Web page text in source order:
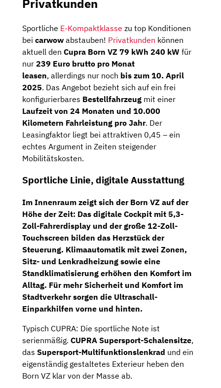
Privatkunden
Sportliche E-Kompaktklasse zu top Konditionen
bei carwow abstauben! Privatkunden können
aktuell den Cupra Born VZ 79 kWh 240 kW für
nur 239 Euro brutto pro Monat
leasen, allerdings nur noch bis zum 10. April
2025. Das Angebot bezieht sich auf ein frei
konfigurierbares Bestellfahrzeug mit einer
Laufzeit von 24 Monaten und 10.000
Kilometern Fahrleistung pro Jahr. Der
Leasingfaktor liegt bei attraktiven 0,45 – ein
echtes Argument in Zeiten steigender
Mobilitätskosten.
Sportliche Linie, digitale Ausstattung
Im Innenraum zeigt sich der Born VZ auf der
Höhe der Zeit: Das digitale Cockpit mit 5,3-
Zoll-Fahrerdisplay und dergroße 12-Zoll-
Touchscreen bilden das Herzstück der
Steuerung. Klimaautomatik mit zwei Zonen,
Sitz- und Lenkradheizung sowie eine
Standklimatisierung erhöhen den Komfort im
Alltag. Für mehr Sicherheit und Komfort im
Stadtverkehr sorgen die Ultraschall-
Einparkhilfen vorne und hinten.
Typisch CUPRA: Die sportliche Note ist
serienmäßig. CUPRA Supersport-Schalensitze,
das Supersport-Multifunktionslenkrad und ein
eigenständig gestaltetes Exterieur heben den
Born VZ klar von der Masse ab.